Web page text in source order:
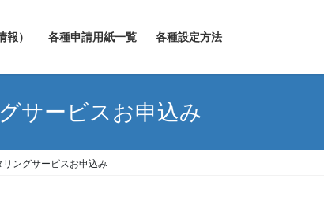
） 各種申請用紙一覧 各種設定方法
サービスお申込み
ングサービスお申込み